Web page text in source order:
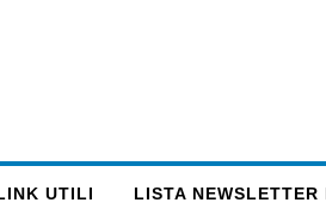
UTILI LISTA